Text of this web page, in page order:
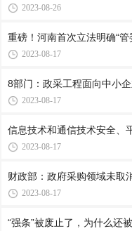
2023-08-26
重磅！河南首次立法明确“
2023-08-17
8部门：政采工程面向中小
2023-08-17
信息技术和通信技术安全
2023-08-17
财政部：政府采购领域未取
2023-08-17
“强条”被废止了，为什么还